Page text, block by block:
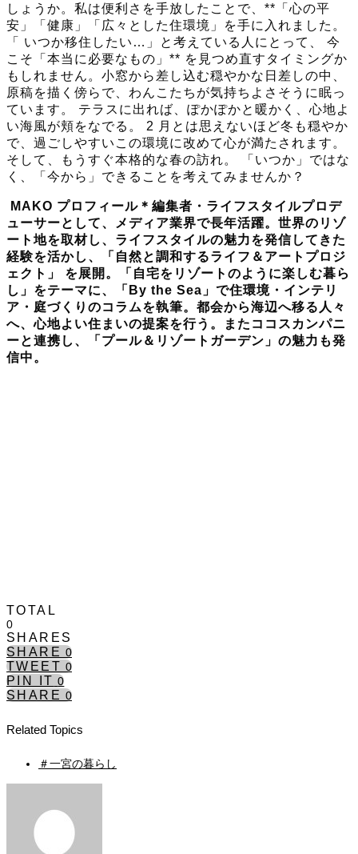
しょうか。私は便利さを手放したことで、**「心の平
安」「健康」「広々とした住環境」を手に入れました。
「 いつか移住したい…」と考えている人にとって、 今
こそ「本当に必要なもの」** を見つめ直すタイミングか
もしれません。小窓から差し込む穏やかな日差しの中、
原稿を描く傍らで、わんこたちが気持ちよさそうに眠っ
ています。 テラスに出れば、ぽかぽかと暖かく、心地よ
い海風が頬をなでる。 2 月とは思えないほど冬も穏やか
で、過ごしやすいこの環境に改めて心が満たされます。
そして、もうすぐ本格的な春の訪れ。 「いつか」ではな
く、「今から」できることを考えてみませんか？
MAKO プロフィール＊編集者・ライフスタイルプロデ
ューサーとして、メディア業界で長年活躍。世界のリゾ
ート地を取材し、ライフスタイルの魅力を発信してきた
経験を活かし、「自然と調和するライフ＆アートプロジ
ェクト」 を展開。「自宅をリゾートのように楽しむ暮ら
し」をテーマに、「By the Sea」で住環境・インテリ
ア・庭づくりのコラムを執筆。都会から海辺へ移る人々
へ、心地よい住まいの提案を行う。またココスカンパニ
ーと連携し、「プール＆リゾートガーデン」の魅力も発
信中。
TOTAL
0
SHARES
SHARE 0
TWEET 0
PIN IT 0
SHARE 0
Related Topics
＃一宮の暮らし